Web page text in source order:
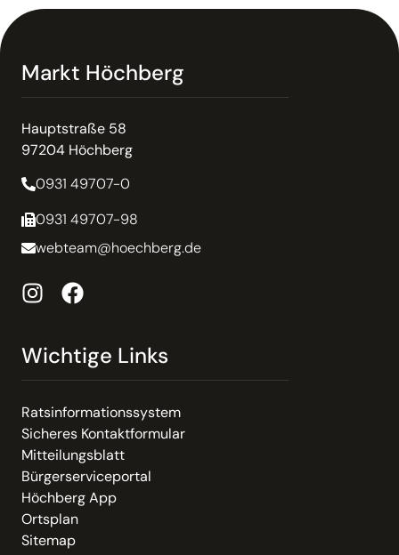
Markt Höchberg
Hauptstraße 58
97204 Höchberg
0931 49707-0
0931 49707-98
webteam@hoechberg.de
Wichtige Links
Ratsinformationssystem
Sicheres Kontaktformular
Mitteilungsblatt
Bürgerserviceportal
Höchberg App
Ortsplan
Sitemap